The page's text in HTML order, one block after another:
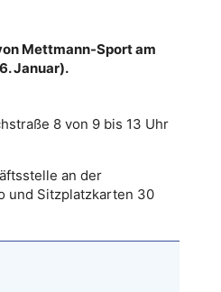
Mettmann-Sport am
Januar).
8 von 9 bis 13 Uhr
an der
und Sitzplatzkarten 30